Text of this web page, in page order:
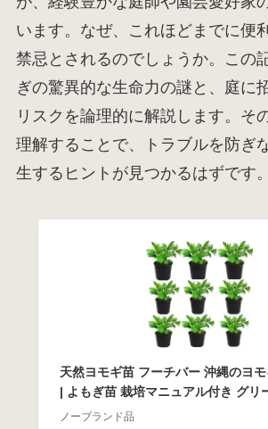
います。なぜ、これほどまでに便
禁忌とされるのでしょうか。この
ぎの驚異的な生命力の謎と、庭に
リスクを論理的に解説します。そ
理解することで、トラブルを防ぎ
生するヒントが見つかるはずです。
天然ヨモギ苗 フーチバー 沖縄のヨ
| よもぎ苗 栽培マニュアル付き グリ
ノーブランド品